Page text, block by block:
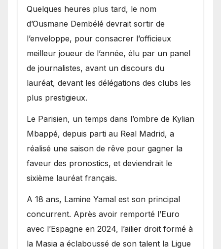
Quelques heures plus tard, le nom
d’Ousmane Dembélé devrait sortir de
l’enveloppe, pour consacrer l’officieux
meilleur joueur de l’année, élu par un panel
de journalistes, avant un discours du
lauréat, devant les délégations des clubs les
plus prestigieux.
Le Parisien, un temps dans l’ombre de Kylian
Mbappé, depuis parti au Real Madrid, a
réalisé une saison de rêve pour gagner la
faveur des pronostics, et deviendrait le
sixième lauréat français.
A 18 ans, Lamine Yamal est son principal
concurrent. Après avoir remporté l’Euro
avec l’Espagne en 2024, l’ailier droit formé à
la Masia a éclaboussé de son talent la Ligue